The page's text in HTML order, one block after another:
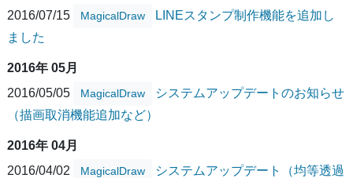
2016/07/15
MagicalDraw
LINEスタンプ制作機能を追加し
ました
2016年 05月
2016/05/05
MagicalDraw
システムアップデートのお知らせ
（描画取消機能追加など）
2016年 04月
2016/04/02
MagicalDraw
システムアップデート（均等透過